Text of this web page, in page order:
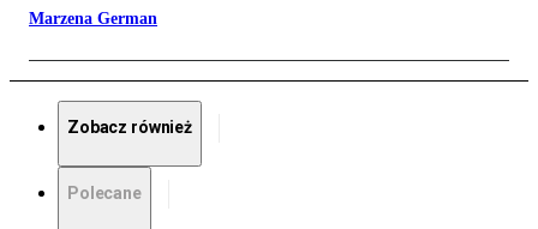
Marzena German
Zobacz również
Polecane